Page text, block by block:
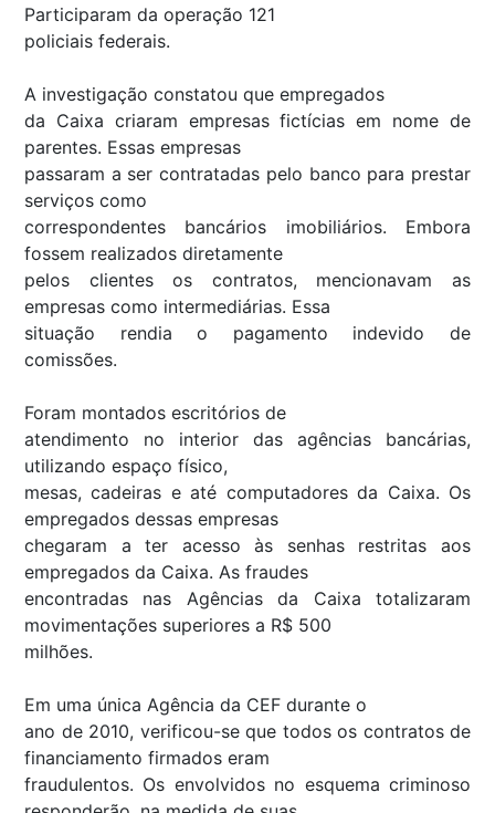
Participaram da operação 121
policiais federais.
A investigação constatou que empregados
da Caixa criaram empresas fictícias em nome de
parentes. Essas empresas
passaram a ser contratadas pelo banco para prestar
serviços como
correspondentes bancários imobiliários. Embora
fossem realizados diretamente
pelos clientes os contratos, mencionavam as
empresas como intermediárias. Essa
situação rendia o pagamento indevido de
comissões.
Foram montados escritórios de
atendimento no interior das agências bancárias,
utilizando espaço físico,
mesas, cadeiras e até computadores da Caixa. Os
empregados dessas empresas
chegaram a ter acesso às senhas restritas aos
empregados da Caixa. As fraudes
encontradas nas Agências da Caixa totalizaram
movimentações superiores a R$ 500
milhões.
Em uma única Agência da CEF durante o
ano de 2010, verificou-se que todos os contratos de
financiamento firmados eram
fraudulentos. Os envolvidos no esquema criminoso